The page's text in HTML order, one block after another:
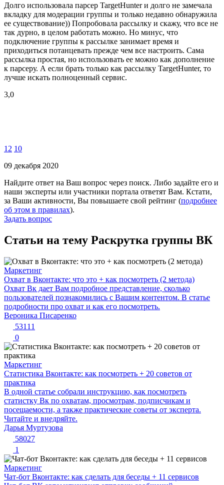
Долго использовала парсер TargetHunter и долго не замечала
вкладку для модерации группы и только недавно обнаружила
ее существование)) Попробовала рассылку и скажу, что все не
так дурно, в целом работать можно. Но минус, что
подключение группы к рассылке занимает время и
приходиться потанцевать прежде чем все настроить. Сама
рассылка простая, но использовать ее можно как дополнение
к парсеру. А если брать только как рассылку TargetHunter, то
лучше искать полноценный сервис.
3,0
12 10
09 декабря 2020
Найдите ответ на Ваш вопрос через поиск. Либо задайте его и
наши эксперты или участники портала ответят Вам. Кстати,
за Ваши активности, Вы повышаете свой рейтинг (подробнее
об этом в правилах).
Задать вопрос
Статьи на тему Раскрутка группы ВК
Маркетинг
Охват в Вконтакте: что это + как посмотреть (2 метода)
Охват Вк дает Вам подробное представление, сколько
пользователей познакомились с Вашим контентом. В статье
подробности про охват и как его посмотреть.
Вероника Писаренко
53111
0
Маркетинг
Статистика Вконтакте: как посмотреть + 20 советов от
практика
В одной статье собрали инструкцию, как посмотреть
статистку Вк по охватам, просмотрам, подписчикам и
посещаемости, а также практические советы от эксперта.
Читайте и внедряйте.
Дарья Муртузова
58027
1
Маркетинг
Чат-бот Вконтакте: как сделать для беседы + 11 сервисов